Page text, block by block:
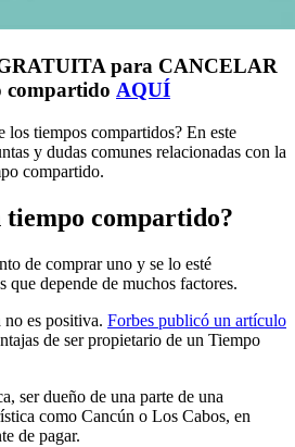
para CANCELAR
compartido AQUÍ
los tiempos compartidos? En este
y dudas comunes relacionadas con la
compartido.
tiempo compartido?
de comprar uno y se lo esté
que depende de muchos factores.
no es positiva. Forbes publicó un artículo
de ser propietario de un Tiempo
ser dueño de una parte de una
como Cancún o Los Cabos, en
de pagar.